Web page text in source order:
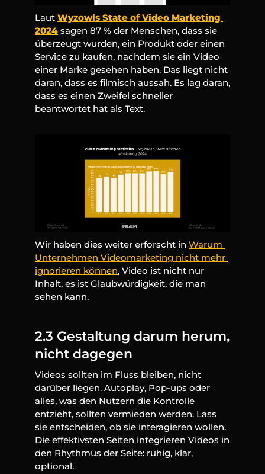
Laut Wyzowls State of Video Marketing
2024 sagen 87 % der Menschen, dass sie
überzeugt wurden, ein Produkt oder einen
Service zu kaufen, nachdem sie ein Video
einer Marke gesehen haben. Das liegt nicht
daran, dass es filmisch aussah. Es lag daran,
dass es einen Zweifel schneller
beantwortet hat als Text.
Wir haben dies weiter erforscht in Warum
Unternehmen Videomarketing nicht mehr
ignorieren können, Video ist nicht nur
Inhalt, es ist Glaubwürdigkeit, die man
sehen kann.
2.3 Gestaltung darum herum,
nicht dagegen
Videos sollten im Fluss bleiben, nicht
darüber liegen. Autoplay, Pop-ups oder
alles, was den Nutzern die Kontrolle
entzieht, sollten vermieden werden. Lass
sie entscheiden, ob sie interagieren wollen.
Die effektivsten Seiten integrieren Videos in
den Rhythmus der Seite: ruhig, klar,
optional.